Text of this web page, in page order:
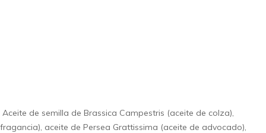
de semilla de Brassica Campestris (aceite de colza),
aceite de Persea Grattissima (aceite de advocado),